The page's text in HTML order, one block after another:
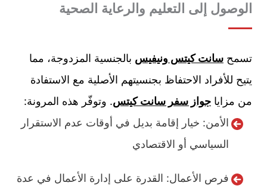
الوصول إلى التعليم والرعاية الصحية
تسمح سانت كيتس ونيفيس بالجنسية المزدوجة، مما
يتيح للأفراد الاحتفاظ بجنسيتهم الأصلية مع الاستفادة
من مزايا جواز سفر سانت كيتس. وتوفّر هذه المرونة:
الأمن: خيار إقامة بديل في أوقات عدم الاستقرار
السياسي أو الاقتصادي
فرص الأعمال: القدرة على إدارة الأعمال في عدة